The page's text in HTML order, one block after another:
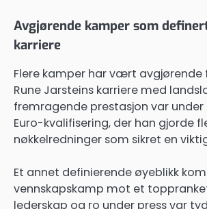
Avgjørende kamper som
karriere
Flere kamper har vært avgjørende
Rune Jarsteins karriere med
fremragende prestasjon var under
Euro-kvalifisering, der han gjorde
nøkkelredninger som sikret en
Et annet definierende øyeblikk
vennskapskamp mot et
lederskap og ro under press var